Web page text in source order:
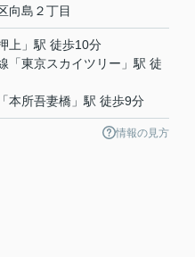
向島 ２丁目
上 」駅 徒歩10分
「東京スカイツリー 」駅 徒
「本所吾妻橋 」駅 徒歩9分
情報の見方